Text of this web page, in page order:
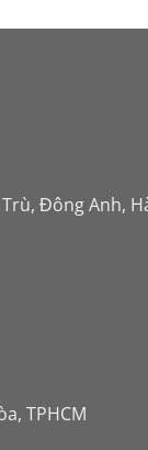
Đông Anh,
TPHCM